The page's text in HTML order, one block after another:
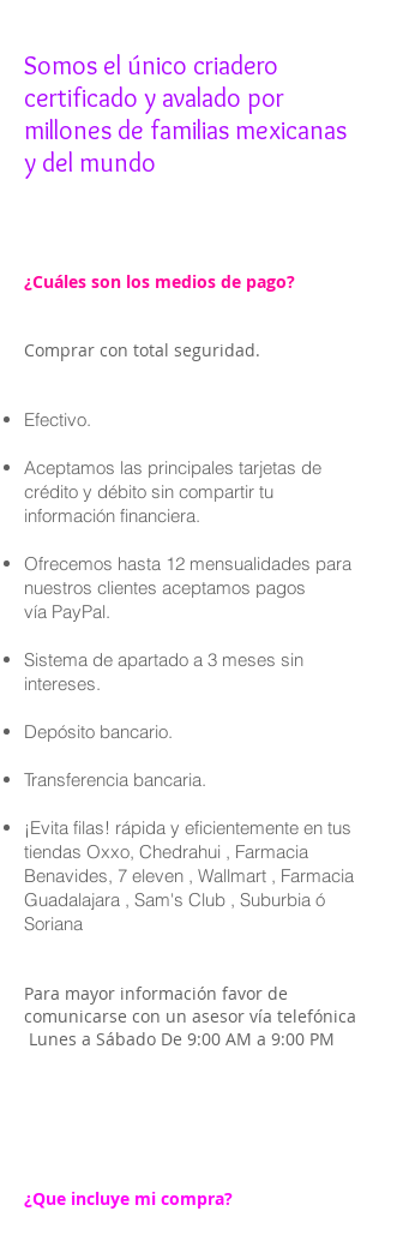
Somos el único criadero
certificado y avalado por
millones de familias mexicanas
y del mundo
¿Cuáles son los medios de pago?
Comprar con total seguridad.
Efectivo.
Aceptamos las principales tarjetas de
crédito y débito sin compartir tu
información financiera.
Ofrecemos hasta 12 mensualidades para
nuestros clientes aceptamos pagos
vía PayPal.
Sistema de apartado a 3 meses sin
intereses.
Depósito bancario.
Transferencia bancaria.
¡Evita filas! rápida y eficientemente en tus
tiendas Oxxo, Chedrahui , Farmacia
Benavides, 7 eleven , Wallmart , Farmacia
Guadalajara , Sam's Club , Suburbia ó
Soriana
Para mayor información favor de
comunicarse con un asesor vía telefónica
Lunes a Sábado De 9:00 AM a 9:00 PM
¿Que incluye mi compra?